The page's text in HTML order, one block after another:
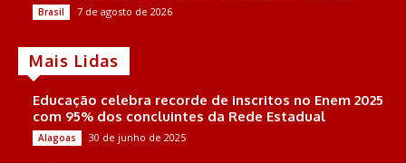
Brasil 7 de agosto de 2026
Mais Lidas
Educação celebra recorde de inscritos no Enem 2025
com 95% dos concluintes da Rede Estadual
Alagoas 30 de junho de 2025